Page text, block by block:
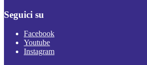
Seguici su
Facebook
Youtube
Instagram